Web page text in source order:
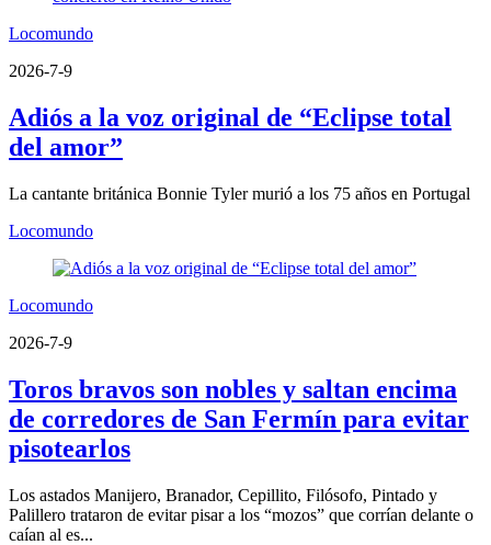
Locomundo
2026-7-9
Adiós a la voz original de “Eclipse total
del amor”
La cantante británica Bonnie Tyler murió a los 75 años en Portugal
Locomundo
Locomundo
2026-7-9
Toros bravos son nobles y saltan encima
de corredores de San Fermín para evitar
pisotearlos
Los astados Manijero, Branador, Cepillito, Filósofo, Pintado y
Palillero trataron de evitar pisar a los “mozos” que corrían delante o
caían al es...